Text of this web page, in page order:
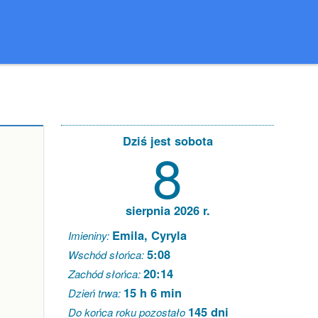
Dziś jest sobota
8
sierpnia 2026 r.
Imieniny: Emila, Cyryla
Wschód słońca:5:08
Zachód słońca:20:14
Dzień trwa: 15 h 6 min
Do końca roku pozostało 145 dni